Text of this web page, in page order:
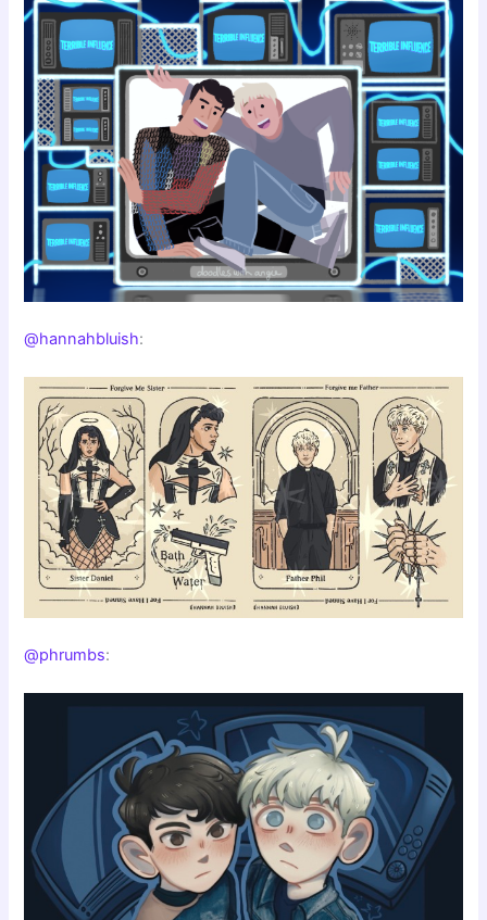
@hannahbluish:
@phrumbs: